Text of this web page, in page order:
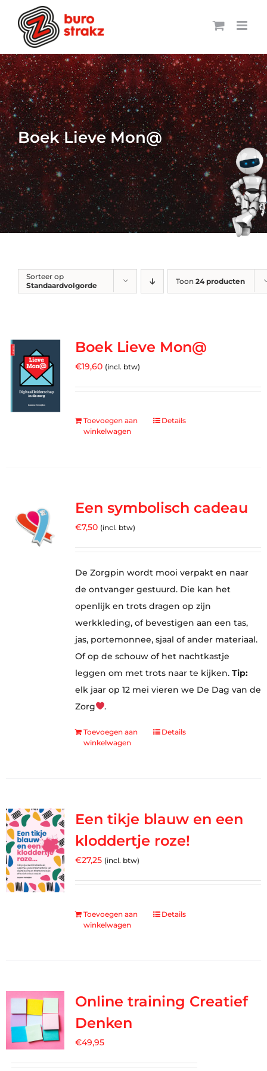
naar
inhoud
Boek Lieve Mon@
Sorteer op
Standaardvolgorde
Toon 24 producten
Boek Lieve Mon@
€19,60 (incl. btw)
Toevoegen aan
winkelwagen
Details
Een symbolisch cadeau
€7,50 (incl. btw)
De Zorgpin wordt mooi verpakt en naar
de ontvanger gestuurd. Die kan het
openlijk en trots dragen op zijn
werkkleding, of bevestigen aan een tas,
jas, portemonnee, sjaal of ander materiaal.
Of op de schouw of het nachtkastje
leggen om met trots naar te kijken. Tip:
elk jaar op 12 mei vieren we De Dag van de
Zorg
.
Toevoegen aan
winkelwagen
Details
Een tikje blauw en een
kloddertje roze!
€27,25 (incl. btw)
Toevoegen aan
winkelwagen
Details
Online training Creatief
Denken
€49,95